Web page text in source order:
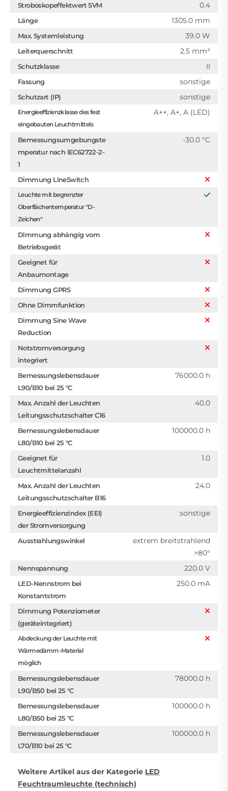
Stroboskopeffektwert SVM 0.4
Länge 1305.0 mm
Max. Systemleistung 39.0 W
Leiterquerschnitt 2.5 mm²
Schutzklasse II
Fassung sonstige
Schutzart (IP) sonstige
Energieeffizienzklasse des fest
eingebauten Leuchtmittels
A++, A+, A (LED)
Bemessungsumgebungste
mperatur nach IEC62722-2-
1
-30.0 °C
Dimmung LineSwitch
Leuchte mit begrenzter
Oberflächentemperatur "D-
Zeichen"
Dimmung abhängig vom
Betriebsgerät
Geeignet für
Anbaumontage
Dimmung GPRS
Ohne Dimmfunktion
Dimmung Sine Wave
Reduction
Notstromversorgung
integriert
Bemessungslebensdauer
L90/B10 bei 25 °C
76000.0 h
Max. Anzahl der Leuchten
Leitungsschutzschalter C16
40.0
Bemessungslebensdauer
L80/B10 bei 25 °C
100000.0 h
Geeignet für
Leuchtmittelanzahl
1.0
Max. Anzahl der Leuchten
Leitungsschutzschalter B16
24.0
Energieeffizienzindex (EEI)
der Stromversorgung
sonstige
Ausstrahlungswinkel
extrem breitstrahlend
>80°
Nennspannung 220.0 V
LED-Nennstrom bei
Konstantstrom
250.0 mA
Dimmung Potenziometer
(geräteintegriert)
Abdeckung der Leuchte mit
Wärmedämm-Material
möglich
Bemessungslebensdauer
L90/B50 bei 25 °C
78000.0 h
Bemessungslebensdauer
L80/B50 bei 25 °C
100000.0 h
Bemessungslebensdauer
L70/B10 bei 25 °C
100000.0 h
Weitere Artikel aus der Kategorie LED
Feuchtraumleuchte (technisch)